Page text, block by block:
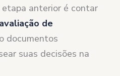
anterior é contar
de
documentos
suas decisões na